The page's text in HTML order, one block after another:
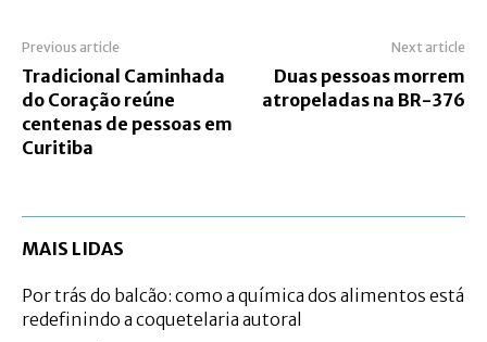
Previous article
Tradicional Caminhada
do Coração reúne
centenas de pessoas em
Curitiba
Next article
Duas pessoas morrem
atropeladas na BR-376
MAIS LIDAS
Por trás do balcão: como a química dos alimentos está
redefinindo a coquetelaria autoral